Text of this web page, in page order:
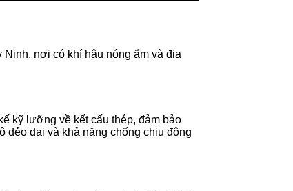
nơi có khí hậu nóng ẩm và địa
kỹ lưỡng về kết cấu thép, đảm bảo
dai và khả năng chống chịu động